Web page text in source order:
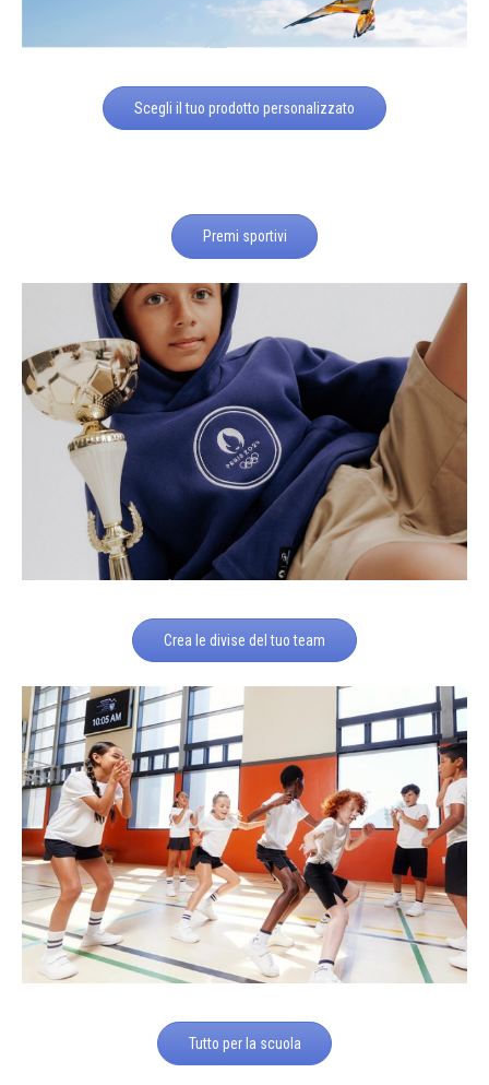
Scegli il tuo prodotto personalizzato
Premi sportivi
Crea le divise del tuo team
Tutto per la scuola